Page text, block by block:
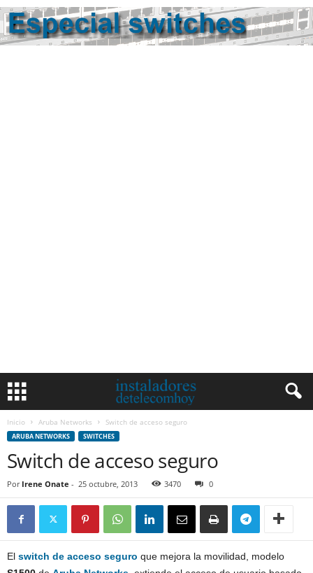
Inicio Aruba Networks Switch de acceso seguro
ARUBA NETWORKS SWITCHES
Switch de acceso seguro
Por Irene Onate - 25 octubre, 2013 3470 0
El switch de acceso seguro que mejora la movilidad, modelo